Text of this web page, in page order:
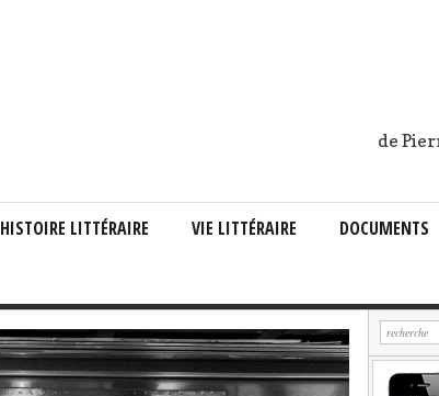
de
HISTOIRE LITTÉRAIRE VIE LITTÉRAIRE DOCUMENTS